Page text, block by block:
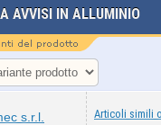
AVVISI IN ALLUMINIO
s.r.l.
Articoli simili